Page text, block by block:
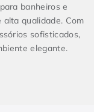
banheiros e
alta qualidade. Com
sofisticados,
elegante.
e Lavabo